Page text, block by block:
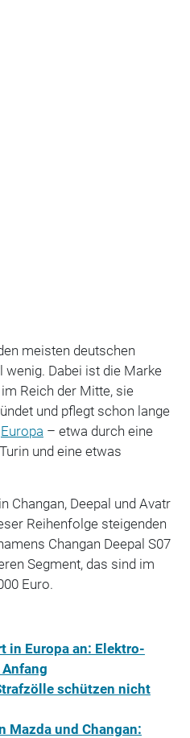
meisten deutschen
Dabei ist die Marke
Reich der Mitte, sie
und pflegt schon lange
Europa – etwa durch eine
und eine etwas
Changan, Deepal und Avatr
Reihenfolge steigenden
Changan Deepal S07
Segment, das sind im
Euro.
in Europa an: Elektro-
schützen nicht
Mazda und Changan: